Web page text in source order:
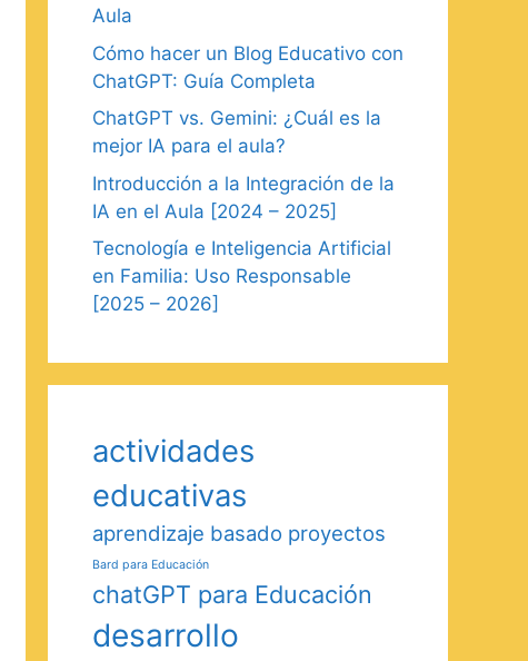
Aula
Cómo hacer un Blog Educativo con
ChatGPT: Guía Completa
ChatGPT vs. Gemini: ¿Cuál es la
mejor IA para el aula?
Introducción a la Integración de la
IA en el Aula [2024 – 2025]
Tecnología e Inteligencia Artificial
en Familia: Uso Responsable
[2025 – 2026]
actividades
educativas
aprendizaje basado proyectos
Bard para Educación
chatGPT para Educación
desarrollo